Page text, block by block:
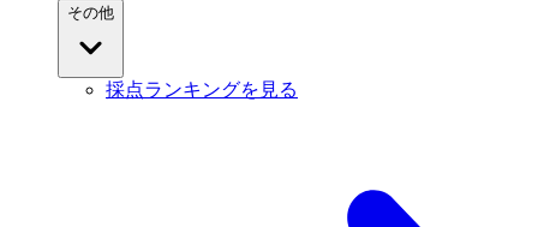
その他
採点ランキングを見る